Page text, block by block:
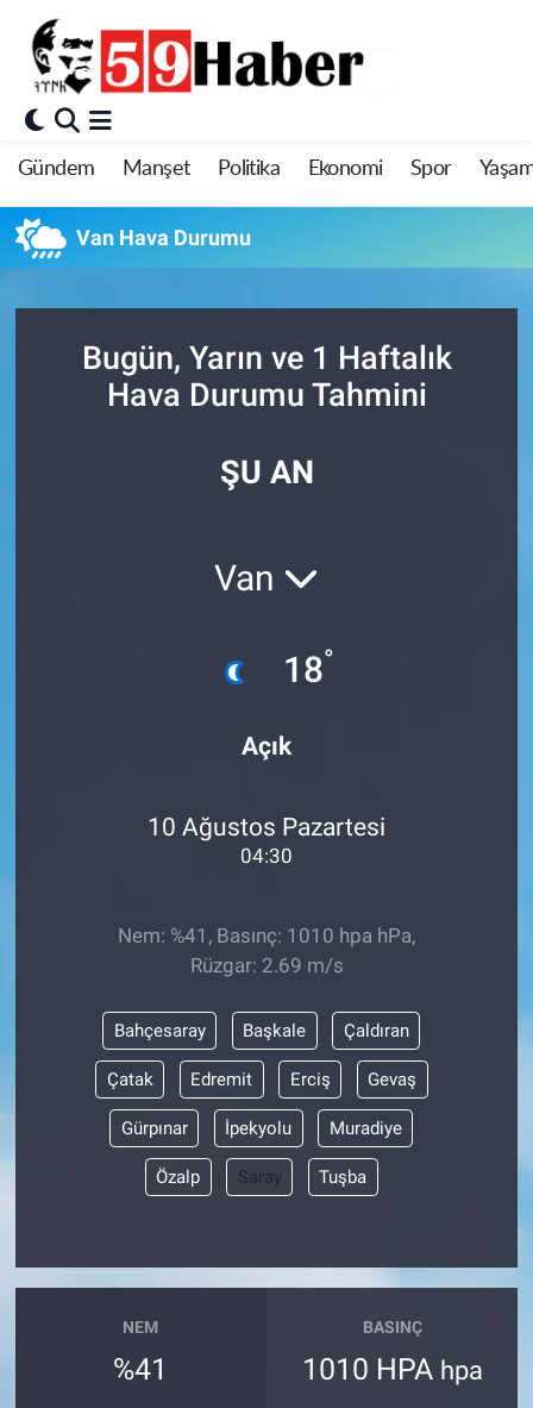
Gündem Manşet Politika Ekonomi Spor
Van Hava Durumu
Bugün, Yarın ve 1 Haftalık
Hava Durumu Tahmini
ŞU AN
Van
18°
Açık
10 Ağustos Pazartesi
04:30
Nem: %41, Basınç: 1010 hpa hPa,
Rüzgar: 2.69 m/s
Bahçesaray Başkale Çaldıran
Çatak Edremit Erciş Gevaş
Gürpınar İpekyolu Muradiye
Özalp Saray Tuşba
NEM
%41
BASINÇ
1010 HPA hpa